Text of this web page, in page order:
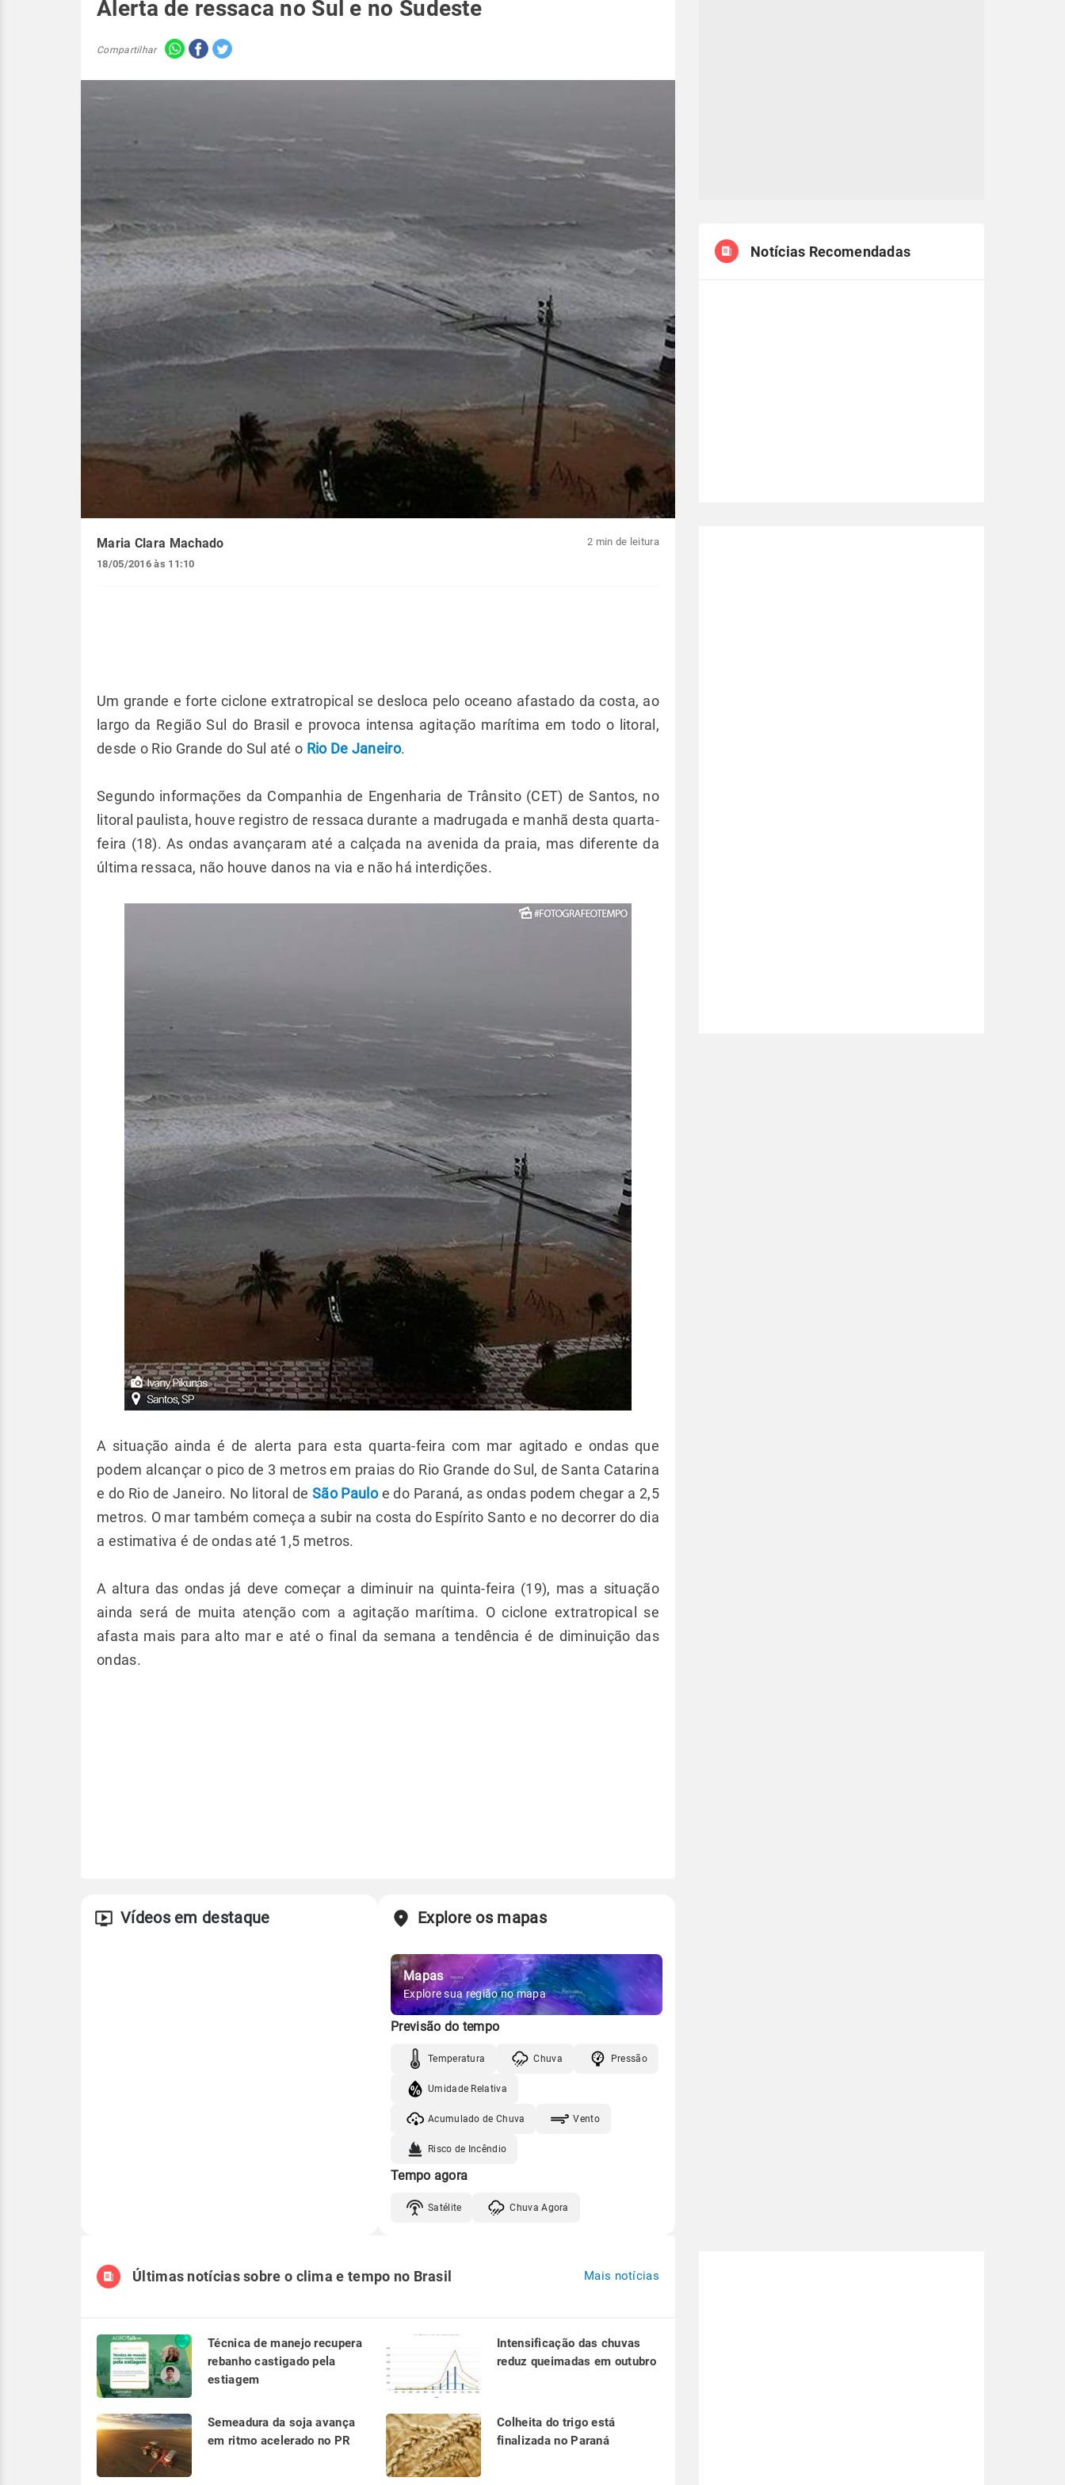
Alerta de ressaca no Sul e no Sudeste
Compartilhar
Maria Clara Machado
18/05/2016 às 11:10
2 min de leitura
Um grande e forte ciclone extratropical se desloca pelo oceano afastado da costa, ao
largo da Região Sul do Brasil e provoca intensa agitação marítima em todo o litoral,
desde o Rio Grande do Sul até o Rio De Janeiro.
Segundo informações da Companhia de Engenharia de Trânsito (CET) de Santos, no
litoral paulista, houve registro de ressaca durante a madrugada e manhã desta quarta-
feira (18). As ondas avançaram até a calçada na avenida da praia, mas diferente da
última ressaca, não houve danos na via e não há interdições.
A situação ainda é de alerta para esta quarta-feira com mar agitado e ondas que
podem alcançar o pico de 3 metros em praias do Rio Grande do Sul, de Santa Catarina
e do Rio de Janeiro. No litoral de São Pauloe do Paraná, as ondas podem chegar a 2,5
metros. O mar também começa a subir na costa do Espírito Santo e no decorrer do dia
a estimativa é de ondas até 1,5 metros.
A altura das ondas já deve começar a diminuir na quinta-feira (19), mas a situação
ainda será de muita atenção com a agitação marítima. O ciclone extratropical se
afasta mais para alto mar e até o final da semana a tendência é de diminuição das
ondas.
Vídeos em destaque Explore os mapas
Mapas
Explore sua região no mapa
Previsão do tempo
Temperatura Chuva Pressão
Umidade Relativa
Acumulado de Chuva Vento
Risco de Incêndio
Tempo agora
Satélite Chuva Agora
Notícias Recomendadas
Últimas notícias sobre o clima e tempo no Brasil Mais notícias
Técnica de manejo recupera
rebanho castigado pela
estiagem
Intensificação das chuvas
reduz queimadas em outubro
Semeadura da soja avança
em ritmo acelerado no PR
Colheita do trigo está
finalizada no Paraná